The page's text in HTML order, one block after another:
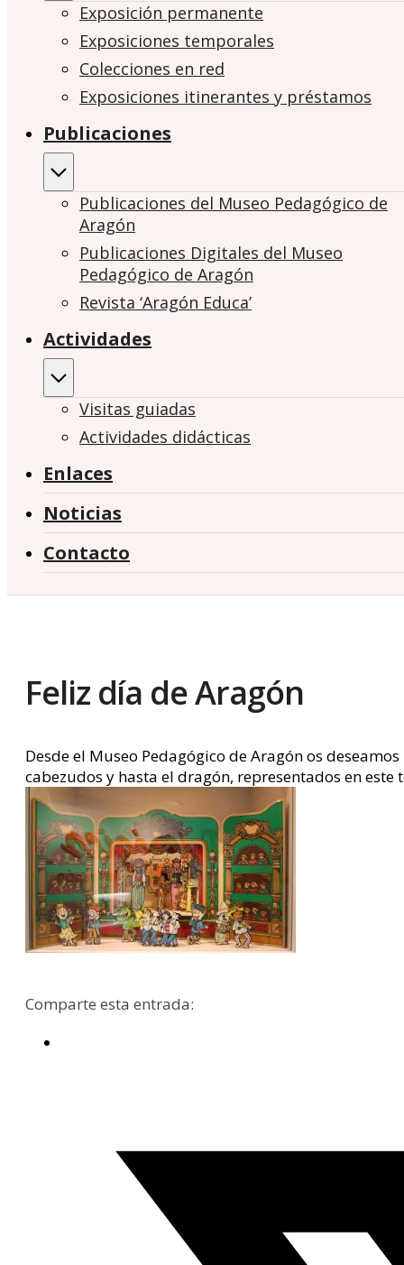
Exposición permanente
Exposiciones temporales
Colecciones en red
Exposiciones itinerantes y préstamos
Publicaciones
Publicaciones del Museo Pedagógico de
Aragón
Publicaciones Digitales del Museo
Pedagógico de Aragón
Revista ‘Aragón Educa’
Actividades
Visitas guiadas
Actividades didácticas
Enlaces
Noticias
Contacto
Feliz día de Aragón
Desde el Museo Pedagógico de Aragón os
cabezudos y hasta el dragón, representados en
Comparte esta entrada: